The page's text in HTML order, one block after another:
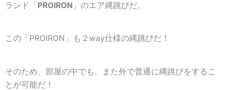
ランド「PROIRON 」のエア縄跳びだ。
この「PROIRON」も２way仕様の縄跳びだ！
そのため、部屋の中でも、また外で普通に縄跳びをするこ
とが可能だ！